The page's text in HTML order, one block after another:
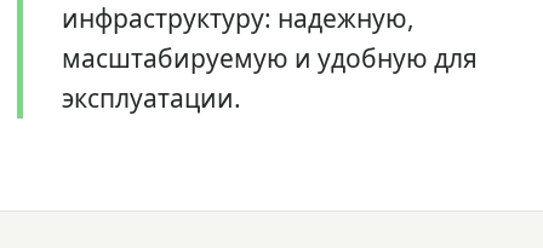
инфраструктуру: надежную,
масштабируемую и удобную для
эксплуатации.